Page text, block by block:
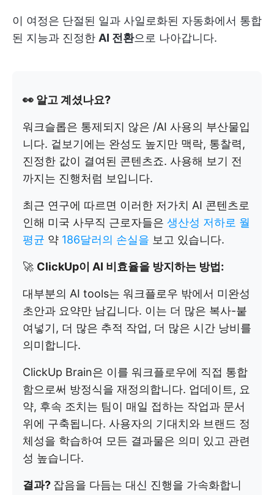
이 여정은 단절된 일과 사일로화된 자동화에서 통합
된 지능과 진정한 AI 전환으로 나아갑니다.
👀 알고 계셨나요?
워크슬롭은 통제되지 않은 /AI 사용의 부산물입
니다. 겉보기에는 완성도 높지만 맥락, 통찰력,
진정한 값이 결여된 콘텐츠죠. 사용해 보기 전
까지는 진행처럼 보입니다.
최근 연구에 따르면 이러한 저가치 AI 콘텐츠로
인해 미국 사무직 근로자들은 생산성 저하로 월
평균 약 186달러의 손실을 보고 있습니다.
🚀 ClickUp이 AI 비효율을 방지하는 방법:
대부분의 AI tools는 워크플로우 밖에서 미완성
초안과 요약만 남깁니다. 이는 더 많은 복사-붙
여넣기, 더 많은 추적 작업, 더 많은 시간 낭비를
의미합니다.
ClickUp Brain은 이를 워크플로우에 직접 통합
함으로써 방정식을 재정의합니다. 업데이트, 요
약, 후속 조치는 팀이 매일 접하는 작업과 문서
위에 구축됩니다. 사용자의 기대치와 브랜드 정
체성을 학습하여 모든 결과물은 의미 있고 관련
성 높습니다.
결과? 잡음을 다듬는 대신 진행을 가속화합니